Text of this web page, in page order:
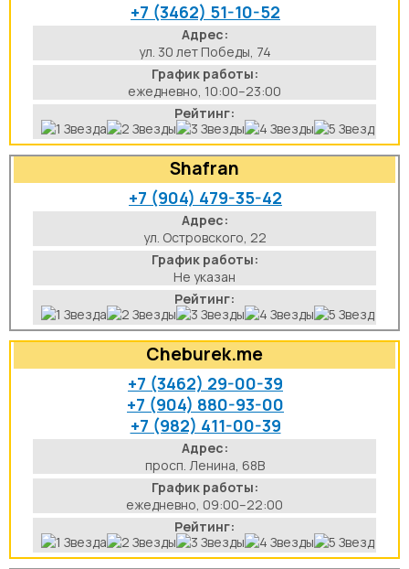
+7 (3462) 51-10-52
Адрес:
ул. 30 лет Победы, 74
График работы:
ежедневно, 10:00–23:00
Рейтинг:
Shafran
+7 (904) 479-35-42
Адрес:
ул. Островского, 22
График работы:
Не указан
Рейтинг:
Cheburek.me
+7 (3462) 29-00-39
+7 (904) 880-93-00
+7 (982) 411-00-39
Адрес:
просп. Ленина, 68В
График работы:
ежедневно, 09:00–22:00
Рейтинг: